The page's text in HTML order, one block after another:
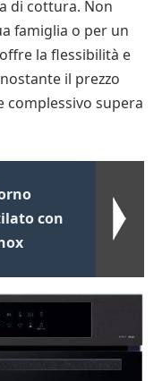
di cottura. Non
famiglia o per un
la flessibilità e
il prezzo
complessivo supera
con